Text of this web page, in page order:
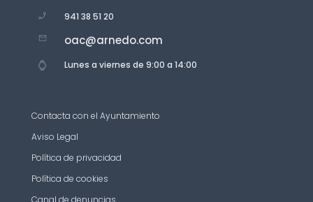
941 38 51 20
oac@arnedo.com
Lunes a viernes de 9:00 a 14:00
Contacta con el Ayuntamiento
Aviso Legal
Política de privacidad
Política de cookies
Canal de denuncias